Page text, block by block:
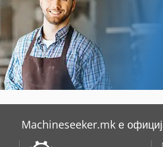
Ewd
Machineseeker.mk е